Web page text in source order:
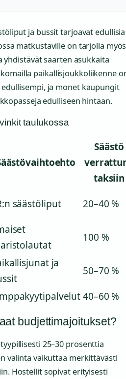
ja bussit tarjoavat edullisia
matkustaville on tarjolla myös
yhdistävät saarten asukkaita
paikallisjoukkoliikenne
ja monet kaupungit
edulliseen hintaan.
taulukossa
Säästö
taksiin
säästöliput
20–40 %
100 %
ja
50–70 %
40–60 %
budjettimajoitukset?
25–30 prosenttia
valinta vaikuttaa merkittävästi
Hostellit sopivat erityisesti